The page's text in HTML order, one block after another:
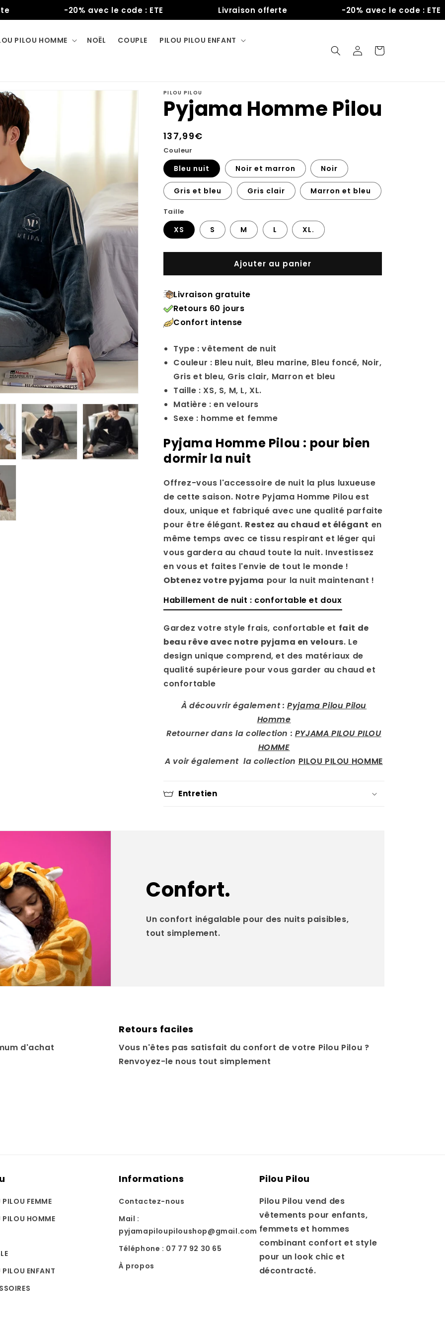
-20% avec le code : ETE Livraison offerte -20% avec le code : ETE
PILOU HOMME NOËL COUPLE PILOU PILOU ENFANT
ConnexionPanier
PILOU PILOU
Pyjama Homme Pilou
Prix
habituel
137,99€
Couleur
Bleu nuit Noir et marron Noir
Gris et bleu Gris clair Marron et bleu
Taille
XS S M L XL.
Ajouter au panier
Livraison gratuite
Retours 60 jours
Confort intense
Type : vêtement de nuit
Couleur : Bleu nuit, Bleu marine, Bleu foncé, Noir,
Gris et bleu, Gris clair, Marron et bleu
Taille : XS, S, M, L, XL.
Matière : en velours
Sexe : homme et femme
Pyjama Homme Pilou : pour bien
dormir la nuit
Offrez-vous l'accessoire de nuit la plus luxueuse
de cette saison. Notre Pyjama Homme Pilou est
doux, unique et fabriqué avec une qualité parfaite
pour être élégant. Restez au chaud et élégant en
même temps avec ce tissu respirant et léger qui
vous gardera au chaud toute la nuit. Investissez
en vous et faites l'envie de tout le monde !
Obtenez votre pyjama pour la nuit maintenant !
Habillement de nuit : confortable et doux
Gardez votre style frais, confortable et fait de
beau rêve avec notre pyjama en velours. Le
design unique comprend, et des matériaux de
qualité supérieure pour vous garder au chaud et
confortable
À découvrir également :Pyjama Pilou Pilou
Homme
Retourner dans la collection : PYJAMA PILOU PILOU
HOMME
A voir également la collection PILOU PILOU HOMME
Entretien
Confort.
Un confort inégalable pour des nuits paisibles,
tout simplement.
d'achat
Retours faciles
Vous n'êtes pas satisfait du confort de votre Pilou Pilou ?
Renvoyez-le nous tout simplement
PILOU FEMME
PILOU HOMME
PILOU ENFANT
Informations
Contactez-nous
Mail :
pyjamapiloupiloushop@gmail.com
Téléphone : 07 77 92 30 65
À propos
Pilou Pilou
Pilou Pilou vend des
vêtements pour enfants,
femmets et hommes
combinant confort et style
pour un look chic et
décontracté.